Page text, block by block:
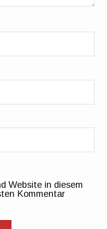
Website in diesem
Kommentar